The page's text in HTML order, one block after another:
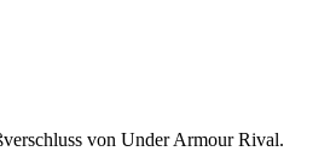
von Under Armour Rival.